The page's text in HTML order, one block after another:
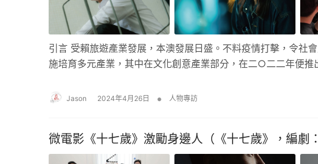
引言 受賴旅遊產業發展，本澳發展日盛。不料疫情打擊，令社
施培育多元產業，其中在文化創意產業部分，在二○二二年便推
Jason 2024年4月26日 • 人物專訪
微電影《十七歲》激勵身邊人（《十七歲》，編劇